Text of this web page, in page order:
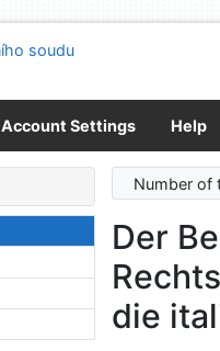
Account Settings Help
Number of
Der
die